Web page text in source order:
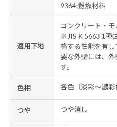
9364:難燃材料
適用下地
コンクリート・
※JIS K 5663 1種(
格する性能を有
要な外壁には、
す。
色相 各色（淡彩～濃彩
つや つや消し